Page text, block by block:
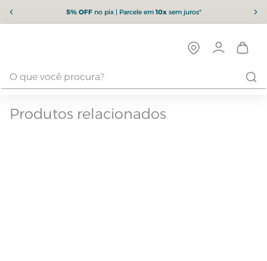
5% OFFno pix | Parcele em10xsem juros*
Produtos relacionados